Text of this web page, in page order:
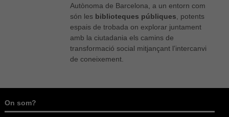
Autònoma de Barcelona, a un entorn com
són les biblioteques públiques, potents
espais de trobada on explorar juntament
amb la ciutadania els camins de
transformació social mitjançant l’intercanvi
de coneixement.
On som?
són
opcionals,
són
necessàries
per al bon
funcionament
la nostra web